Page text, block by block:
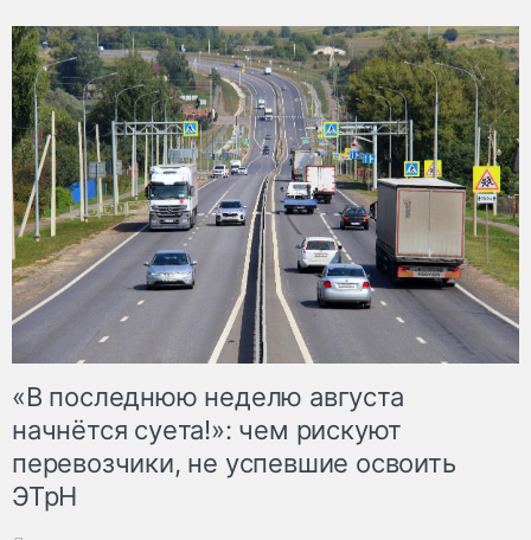
«В последнюю неделю августа
начнётся суета!»: чем рискуют
перевозчики, не успевшие освоить
ЭТрН